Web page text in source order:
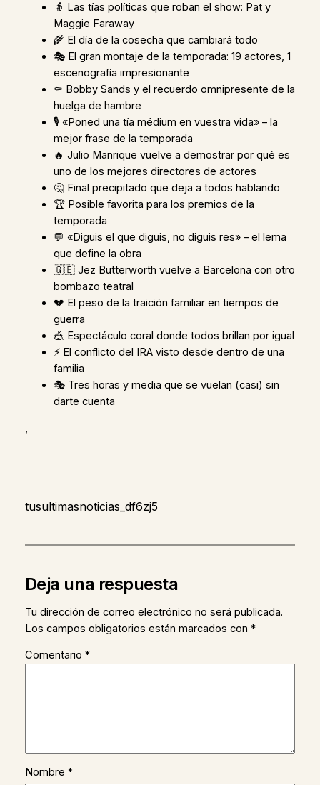
👵 Las tías políticas que roban el show: Pat y
Maggie Faraway
🌾 El día de la cosecha que cambiará todo
🎭 El gran montaje de la temporada: 19 actores, 1
escenografía impresionante
⚰️ Bobby Sands y el recuerdo omnipresente de la
huelga de hambre
🎙️ «Poned una tía médium en vuestra vida» – la
mejor frase de la temporada
🔥 Julio Manrique vuelve a demostrar por qué es
uno de los mejores directores de actores
🤔 Final precipitado que deja a todos hablando
🏆 Posible favorita para los premios de la
temporada
💬 «Diguis el que diguis, no diguis res» – el lema
que define la obra
🇬🇧 Jez Butterworth vuelve a Barcelona con otro
bombazo teatral
💔 El peso de la traición familiar en tiempos de
guerra
🎪 Espectáculo coral donde todos brillan por igual
⚡ El conflicto del IRA visto desde dentro de una
familia
🎭 Tres horas y media que se vuelan (casi) sin
darte cuenta
,
tusultimasnoticias_df6zj5
Deja una respuesta
Tu dirección de correo electrónico no será publicada.
Los campos obligatorios están marcados con *
Comentario *
Nombre *